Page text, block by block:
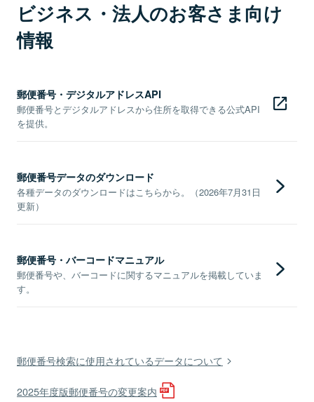
ビジネス・法人のお客さま向け
情報
郵便番号・デジタルアドレスAPI
郵便番号とデジタルアドレスから住所を取得できる公式API
を提供。
郵便番号データのダウンロード
各種データのダウンロードはこちらから。（2026年7月31日
更新）
郵便番号・バーコードマニュアル
郵便番号や、バーコードに関するマニュアルを掲載していま
す。
郵便番号検索に使用されているデータについて
2025年度版郵便番号の変更案内